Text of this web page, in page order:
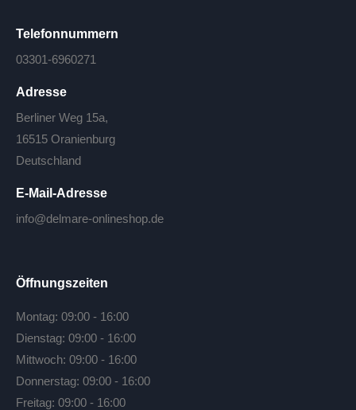
Telefonnummern
03301-6960271
Adresse
Berliner Weg 15a,
16515 Oranienburg
Deutschland
E-Mail-Adresse
info@delmare-onlineshop.de
Öffnungszeiten
Montag: 09:00 - 16:00
Dienstag: 09:00 - 16:00
Mittwoch: 09:00 - 16:00
Donnerstag: 09:00 - 16:00
Freitag: 09:00 - 16:00